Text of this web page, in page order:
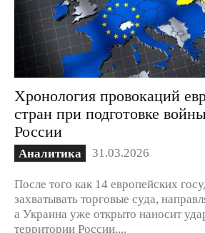
Хронология провокаций
стран при подготовке
России
Аналитика 31.03.2026
После того как 14 европейских
захватывать торговые суда,
а Украина уже открыто наносит
территории России,...